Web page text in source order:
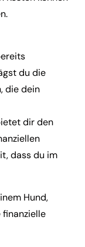
du die
die dein
dir den
dass du im
Hund,